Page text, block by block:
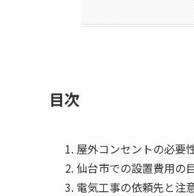
目次
屋外コンセントの必要
仙台市での設置費用の
電気工事の依頼先と注